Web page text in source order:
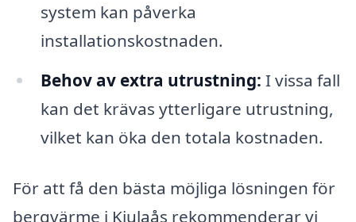
system kan påverka
installationskostnaden.
Behov av extra utrustning: I vissa fall
kan det krävas ytterligare utrustning,
vilket kan öka den totala kostnaden.
För att få den bästa möjliga lösningen för
bergvärme i Kjulaås rekommenderar vi